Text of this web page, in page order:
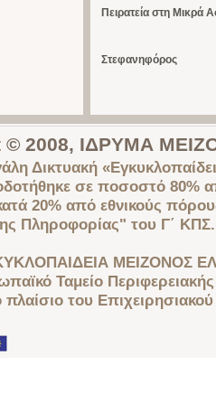
Πειρατεία στη Μικρά
Στεφανηφόρος
© 2008, ΙΔΡΥΜΑ
Δικτυακή
σε ποσοστό 80%
20% από εθνικούς
Πληροφορίας" του Γ΄ ΚΠΣ.
ΜΕΙΖΟΝΟΣ
Ταμείο
του